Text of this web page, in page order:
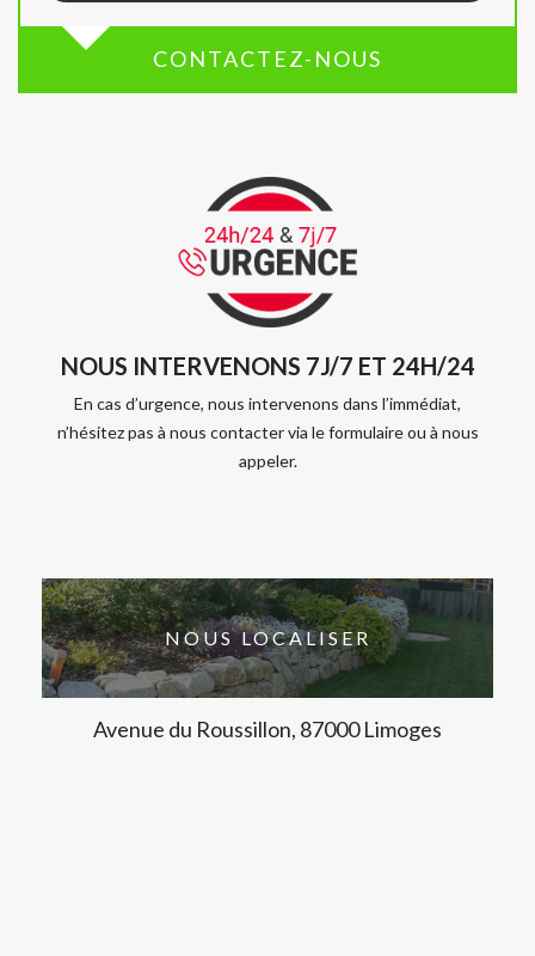
CONTACTEZ-NOUS
NOUS INTERVENONS 7J/7 ET 24H/24
En cas d’urgence, nous intervenons dans l’immédiat,
n’hésitez pas à nous contacter via le formulaire ou à nous
appeler.
NOUS LOCALISER
Avenue du Roussillon, 87000 Limoges